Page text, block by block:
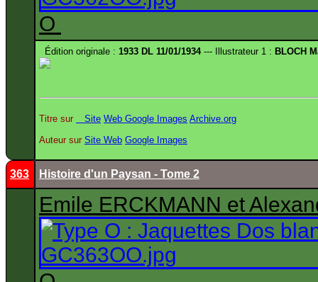
O
Édition originale : 1933 DL 11/01/1934--- Illustrateur 1 : BLOCH
Titre sur Site Web Google Images Archive.org
Auteur sur Site Web Google Images
363 Histoire d'un Paysan - Tome 2
Emile ERCKMANN et